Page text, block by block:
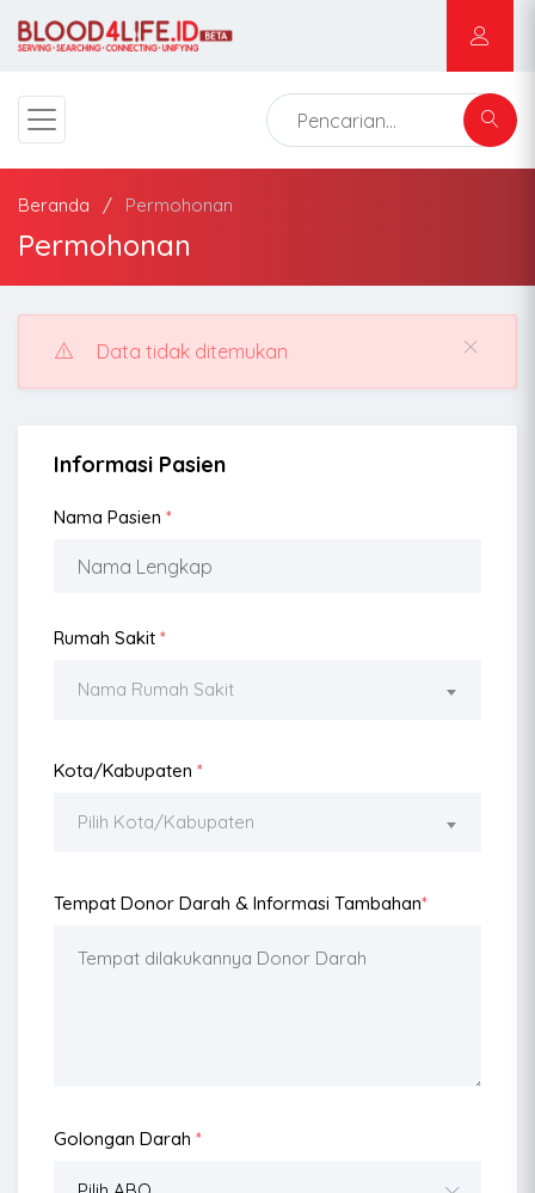
Beranda Permohonan
Permohonan
Data tidak ditemukan
Informasi Pasien
Nama Pasien *
Rumah Sakit *
Nama Rumah Sakit
Kota/Kabupaten *
Pilih Kota/Kabupaten
Tempat Donor Darah & Informasi Tambahan*
Golongan Darah *